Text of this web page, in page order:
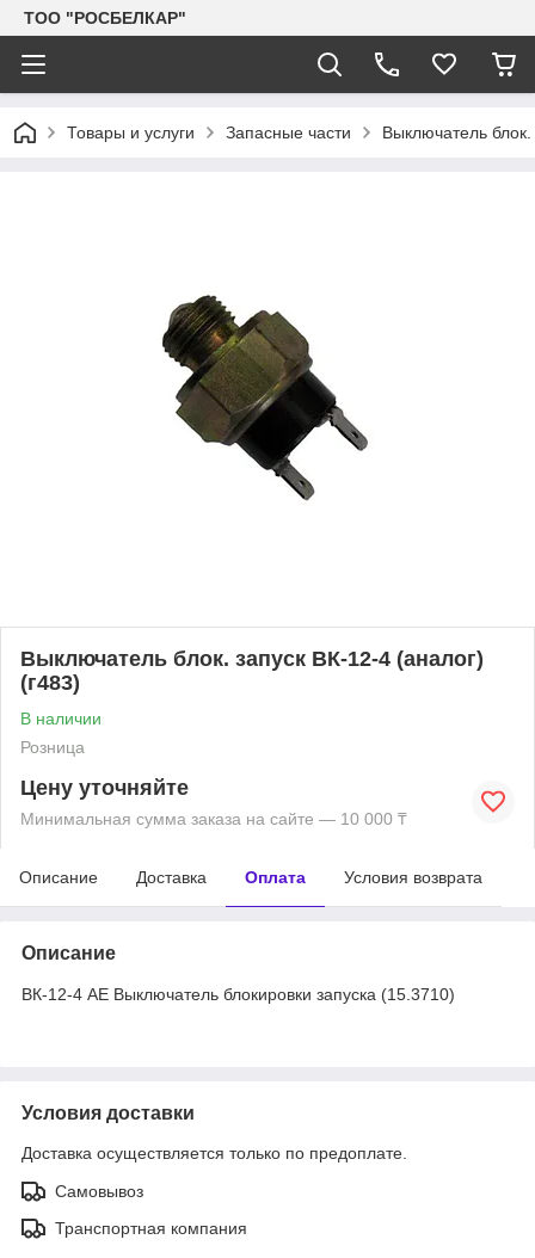
TOO "РОСБЕЛКАР"
Товары и услуги Запасные части Выключатель
Выключатель блок. запуск ВК-12-4 (аналог)
(г483)
В наличии
Розница
Цену уточняйте
Минимальная сумма заказа на сайте — 10 000 ₸
Описание Доставка Оплата Условия возврата
Описание
ВК-12-4 АЕ Выключатель блокировки запуска (15.3710)
Условия доставки
Доставка осуществляется только по предоплате.
Самовывоз
Транспортная компания